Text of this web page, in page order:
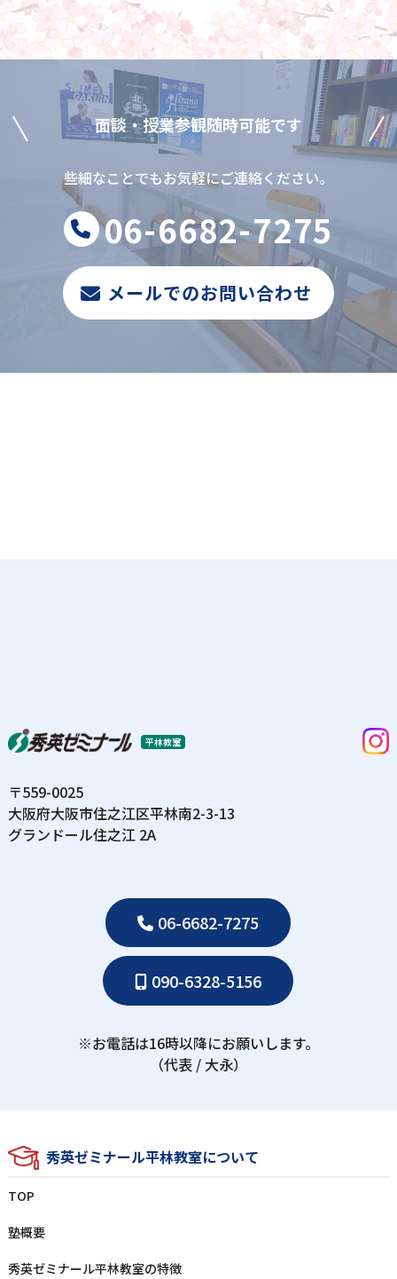
⾯談‧授業参観随時可能です
些細なことでもお気軽にご連絡ください。
06-6682-7275
メールでのお問い合わせ
平林教室
〒559-0025
⼤阪府⼤阪市住之江区平林南2-3-13
グランドール住之江 2A
06-6682-7275
090-6328-5156
※お電話は16時以降にお願いします。
（代表 / ⼤永）
秀英ゼミナール平林教室について
TOP
塾概要
秀英ゼミナール平林教室の特徴